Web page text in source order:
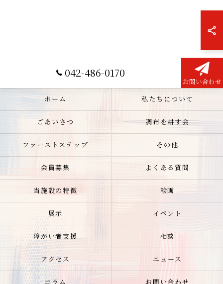
042-486-0170
お問い合わせ
ホーム 私たちについて
ごあいさつ 調布を耕す会
ファーストステップ その他
会員募集 よくある質問
当施設の特徴 絵画
展示 イベント
障がい者支援 相談
アクセス ニュース